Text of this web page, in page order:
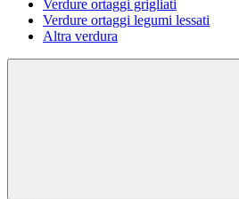
Verdure ortaggi grigliati
Verdure ortaggi legumi lessati
Altra verdura